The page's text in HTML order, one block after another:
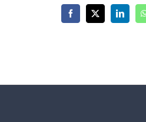
Facebook
X